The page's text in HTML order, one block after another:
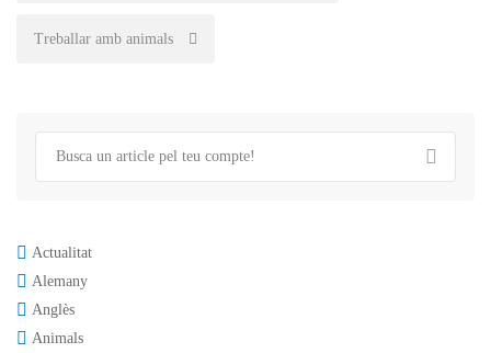
navigation
Treballar amb animals
Actualitat
Alemany
Anglès
Animals